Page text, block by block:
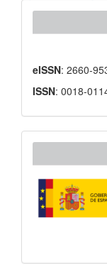
eISSN: 2660-
ISSN: 0018-